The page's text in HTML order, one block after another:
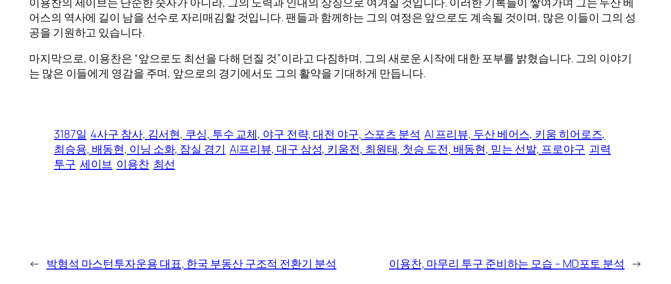
어스의 역사에 길이 남을 선수로 자리매김할 것입니다. 팬들과 함께하는 그의 여정은 앞으로도 계속될 것이며, 많은 이들이 그의 성
공을 기원하고 있습니다.
마지막으로, 이용찬은 “앞으로도 최선을 다해 던질 것”이라고 다짐하며, 그의 새로운 시작에 대한 포부를 밝혔습니다. 그의 이야기
는 많은 이들에게 영감을 주며, 앞으로의 경기에서도 그의 활약을 기대하게 만듭니다.
3187일 4사구 참사, 김서현, 쿠싱, 투수 교체, 야구 전략, 대전 야구, 스포츠 분석 AI 프리뷰, 두산 베어스, 키움 히어로즈,
최승용, 배동현, 이닝 소화, 잠실 경기 AI프리뷰, 대구 삼성, 키움전, 최원태, 첫승 도전, 배동현, 믿는 선발, 프로야구 괴력
투구 세이브 이용찬 최선
← 박형석 마스턴투자운용 대표, 한국 부동산 구조적 전환기 분석 이용찬, 마무리 투구 준비하는 모습 – MD포토 분석 →